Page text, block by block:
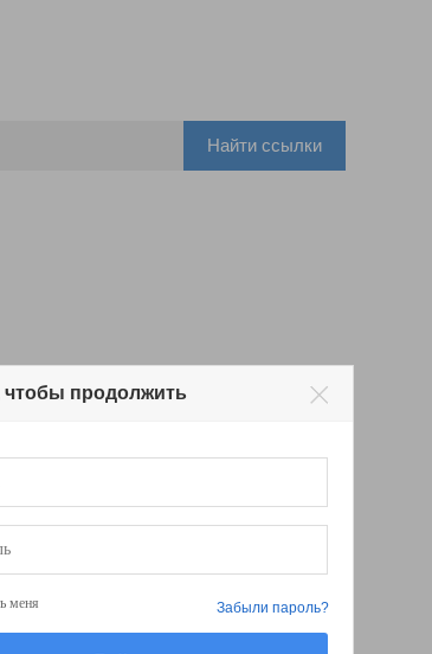
Найти ссылки
чтобы продолжить
меня Забыли пароль?